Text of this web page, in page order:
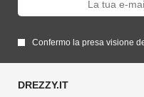
Confermo la presa visione